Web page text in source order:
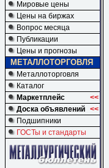
Мировые цены
Цены на биржах
Вопрос месяца
Публикации
Цены и прогнозы
МЕТАЛЛОТОРГОВЛЯ
Металлоторговля
Каталог
Маркетплейс
<<
Доска объявлений <<
Подшипники
ГОСТы и стандарты